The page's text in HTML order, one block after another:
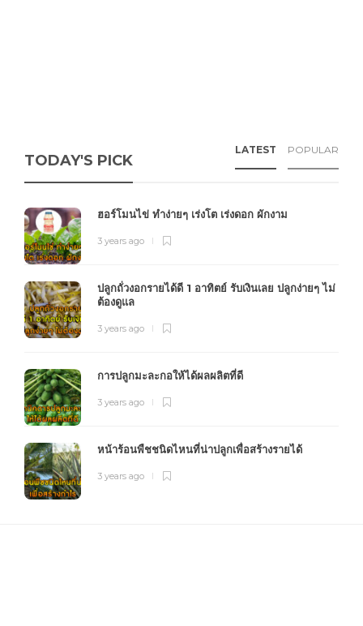
TODAY'S PICK
LATEST POPULAR
ฮอร์โมนไข่ ทำง่ายๆ เร่งโต เร่งดอก ผักงาม
3 years ago
ปลูกถั่วงอกรายได้ดี 1 อาทิตย์ รับเงินเลย ปลูกง่ายๆ ไม่
ต้องดูแล
3 years ago
การปลูกมะละกอให้ได้ผลผลิตที่ดี
3 years ago
หน้าร้อนพืชชนิดไหนที่น่าปลูกเพื่อสร้างรายได้
3 years ago